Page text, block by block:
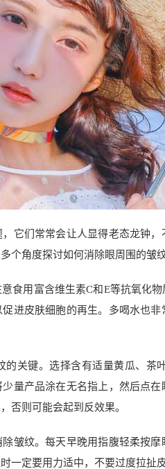
它们常常会让人显得老态龙钟
个角度探讨如何消除眼周围的皱纹
食用富含维生素C和E等抗氧化
进皮肤细胞的再生。多喝水也
的关键。选择含有适量黄瓜、茶
量产品涂在无名指上，然后点
否则可能会起到反效果。
皱纹。每天早晚用指腹轻柔按
一定要用力适中，不要过度拉扯皮